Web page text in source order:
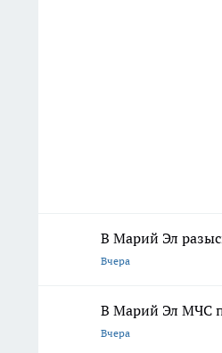
В Марий Эл
Вчера
В Марий Эл МЧС
Вчера